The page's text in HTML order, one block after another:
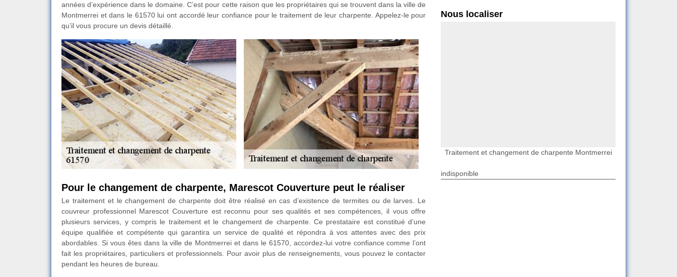
années d’expérience dans le domaine. C’est pour cette raison que les propriétaires qui se trouvent dans la ville de
Montmerrei et dans le 61570 lui ont accordé leur confiance pour le traitement de leur charpente. Appelez-le pour
qu’il vous procure un devis détaillé.
Pour le changement de charpente, Marescot Couverture peut le réaliser
Le traitement et le changement de charpente doit être réalisé en cas d’existence de termites ou de larves. Le
couvreur professionnel Marescot Couverture est reconnu pour ses qualités et ses compétences, il vous offre
plusieurs services, y compris le traitement et le changement de charpente. Ce prestataire est constitué d’une
équipe qualifiée et compétente qui garantira un service de qualité et répondra à vos attentes avec des prix
abordables. Si vous êtes dans la ville de Montmerrei et dans le 61570, accordez-lui votre confiance comme l’ont
fait les propriétaires, particuliers et professionnels. Pour avoir plus de renseignements, vous pouvez le contacter
pendant les heures de bureau.
Nous localiser
Traitement et changement de charpente Montmerrei
indisponible